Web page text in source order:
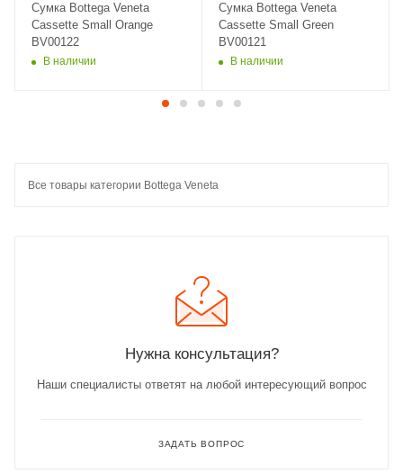
Сумка Bottega Veneta
Cassette Small Orange
BV00122
В наличии
Сумка Bottega Veneta
Cassette Small Green
BV00121
В наличии
Все товары категории Bottega Veneta
Нужна консультация?
Наши специалисты ответят на любой интересующий вопрос
ЗАДАТЬ ВОПРОС